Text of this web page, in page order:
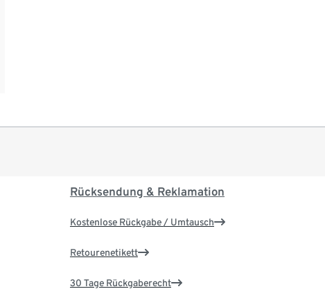
Rücksendung & Reklamation
Kostenlose Rückgabe / Umtausch
Retourenetikett
30 Tage Rückgaberecht